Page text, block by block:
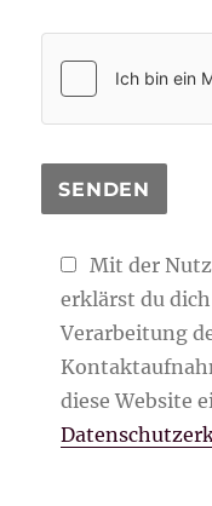
Mit der
erklärst du
Verarbeitung
diese Website